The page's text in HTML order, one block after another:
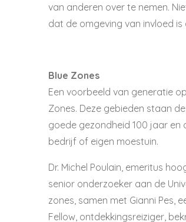
van anderen over te nemen.
dat de omgeving van invloed
Blue Zones
Een voorbeeld van generatie
Zones. Deze gebieden staan
goede gezondheid 100 jaar en
bedrijf of eigen moestuin.
Dr. Michel Poulain, emeritus
senior onderzoeker aan de
zones, samen met Gianni Pes,
Fellow, ontdekkingsreiziger,